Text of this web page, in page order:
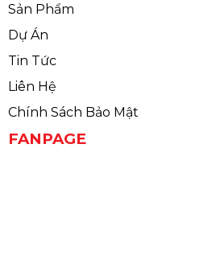
Sản Phẩm
Dự Án
Tin Tức
Liên Hệ
Chính Sách Bảo Mật
FANPAGE